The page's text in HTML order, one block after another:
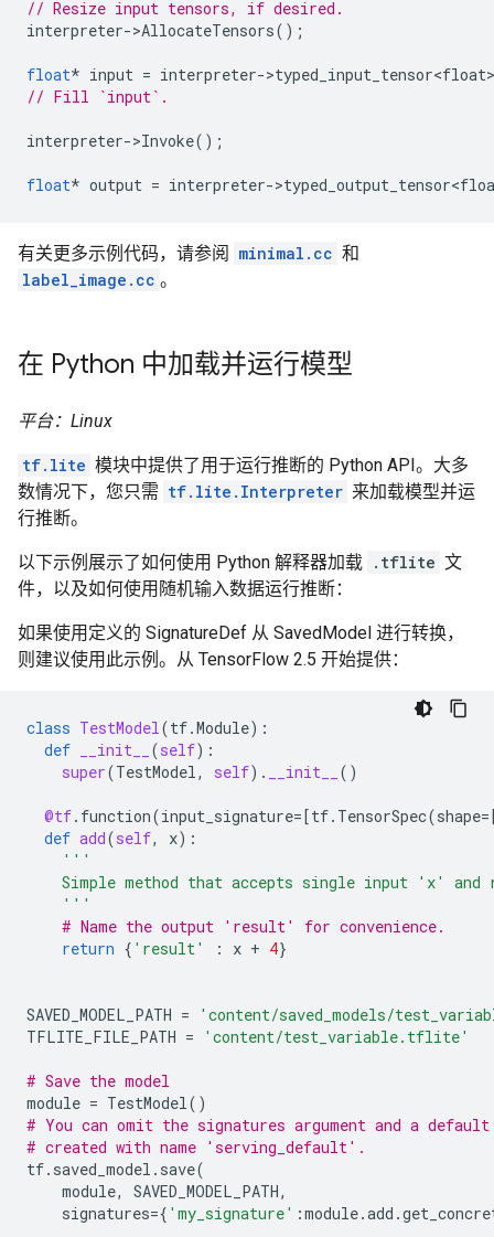
// Resize input tensors, if desired.
interpreter->AllocateTensors();
float* input = interpreter->typed_input_tensor<float>
// Fill `input`.
interpreter->Invoke();
float* output = interpreter->
有关更多示例代码，请参阅 minimal.cc 和
label_image.cc 。
在 Python 中加载并运行模型
平台：Linux
tf.lite 模块中提供了用于运行推断的 Python API。大多
数情况下，您只需 tf.lite.Interpreter 来加载模型并运
行推断。
以下示例展示了如何使用 Python 解释器加载 .tflite 文
件，以及如何使用随机输入数据运行推断：
如果使用定义的 SignatureDef 从 SavedModel 进行转换，
则建议使用此示例。从 TensorFlow 2.5 开始提供：
class TestModel(tf.Module):
def
__init__ (self):
super(TestModel, self) . __init__ ()
@tf. function(input_signature=[tf. TensorSpec(shape=
def add(self, x):
'''
Simple method that accepts single input 'x' and
    '''
# Name the output 'result' for convenience.
return { 'result' : x + 4}
SAVED_MODEL_PATH =
'content/saved_models/
TFLITE_FILE_PATH = 'content/test_variable.tflite'
# Save the model
module = TestModel()
# You can omit the signatures argument and a
# created with name 'serving_default'.
tf. saved_model . save(
module, SAVED_MODEL_PATH,
signatures={ 'my_signature' :module.add .